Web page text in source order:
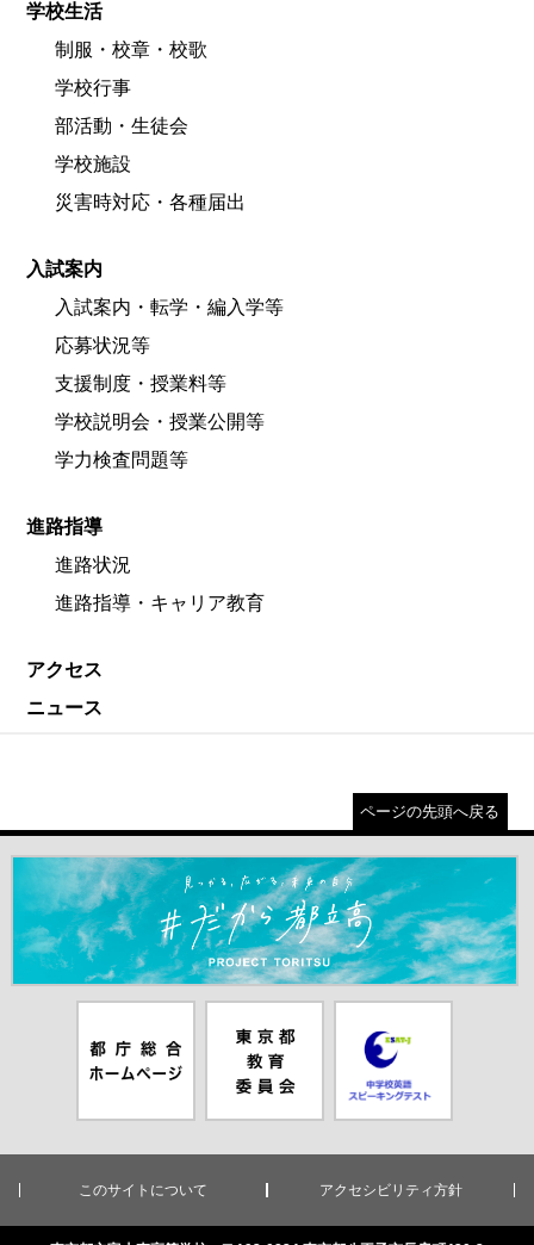
学校生活
制服・校章・校歌
学校行事
部活動・生徒会
学校施設
災害時対応・各種届出
入試案内
入試案内・転学・編入学等
応募状況等
支援制度・授業料等
学校説明会・授業公開等
学力検査問題等
進路指導
進路状況
進路指導・キャリア教育
アクセス
ニュース
ページの先頭へ戻る
＃だから都立高（別ウインドウが開きます）
ムページ（別
ウインドウが
員会（別ウイ
ンドウが開き
ピーキングテ
スト（別ウイ
ンドウが開き
このサイトについて アクセシビリティ方針